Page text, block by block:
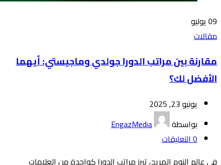
09يوليو
مقالات
مقارنة بين مراتب الدورا جولدي وماجيستي: أيهما
الأفضل لك؟
يونيو 23, 2025
بواسطة
EngazMedia
0التعليقات
في عالم النوم المريح، تبرز مراتب الدورا كواحدة من العلامات